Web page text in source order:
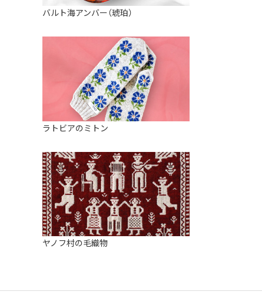
バルト海アンバー（琥珀）
ラトビアのミトン
ヤノフ村の毛織物